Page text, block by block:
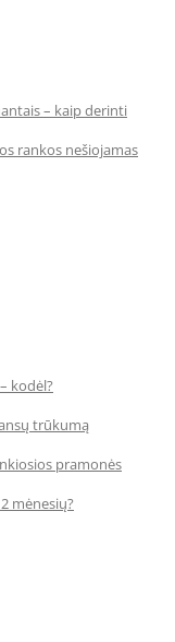
– kaip derinti
rankos nešiojamas
kodėl?
trūkumą
pramonės
mėnesių?